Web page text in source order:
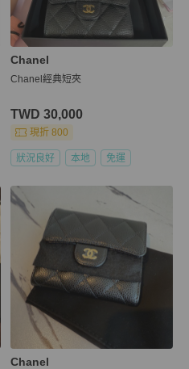
Chanel
Chanel經典短夾
TWD 30,000
現折 800
狀況良好 本地 免運
Chanel